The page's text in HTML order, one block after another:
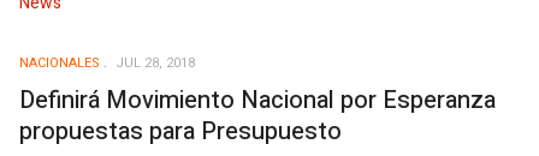
NACIONALES JUL 28, 2018
Definirá Movimiento Nacional por Esperanza
propuestas para Presupuesto